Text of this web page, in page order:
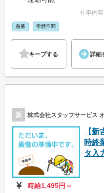
仕事内
急募 学歴不問
キープする 詳細
派 株式会社スタッフサービス
【
時終
タ入
時給1,495円～